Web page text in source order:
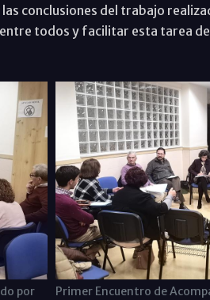
conclusiones del trabajo
todos y facilitar esta tarea
por
Primer Encuentro de